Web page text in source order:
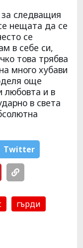
следващия
нещата да се
се
в себе си,
това трябва
много хубави
още
любовта и в
в света
Тwitter
гърди